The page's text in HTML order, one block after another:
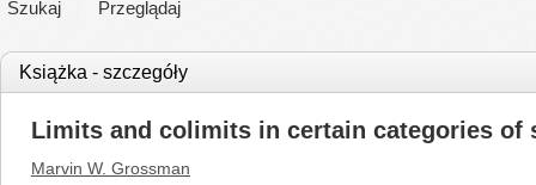
Szukaj Przeglądaj
Książka - szczegóły
Limits and colimits in certain categories of
Marvin W. Grossman